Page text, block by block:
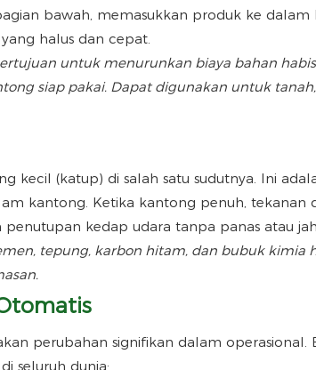
bawah, memasukkan produk ke dalam
halus dan cepat.
untuk menurunkan biaya bahan
siap pakai. Dapat digunakan untuk
kecil (katup) di salah satu sudutnya. Ini
kantong. Ketika kantong penuh, tekanan
kedap udara tanpa panas atau
tepung, karbon hitam, dan bubuk kimia
perubahan signifikan dalam operasional.
seluruh dunia: